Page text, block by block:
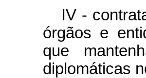
IV -
órgãos e
que
diplomáticas